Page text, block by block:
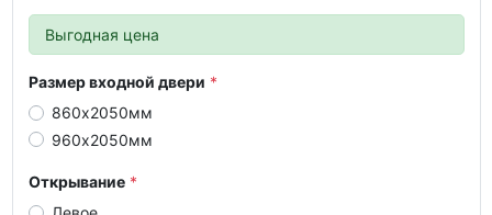
Выгодная цена
Размер входной двери
860х2050мм
960х2050мм
Открывание